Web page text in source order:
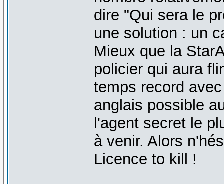
dire "Qui sera le
une solution : un
Mieux que la
policier qui aura
temps record
anglais possible
l'agent secret le
à venir. Alors
Licence to kill !